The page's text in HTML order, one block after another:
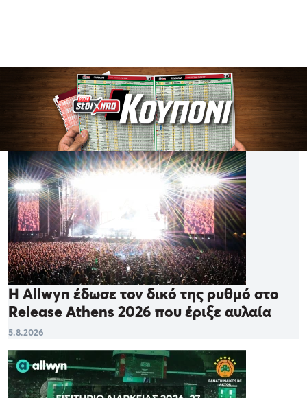
Η Allwyn έδωσε τον δικό της ρυθμό στο
Release Athens 2026 που έριξε αυλαία
5.8.2026